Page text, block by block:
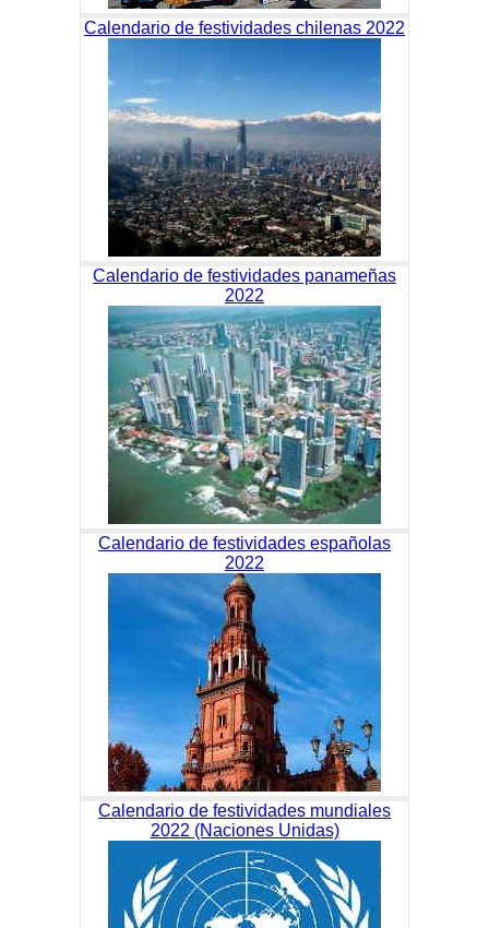
Calendario de festividades chilenas 2022
Calendario de festividades panameñas
2022
Calendario de festividades españolas
2022
Calendario de festividades mundiales
2022 (Naciones Unidas)